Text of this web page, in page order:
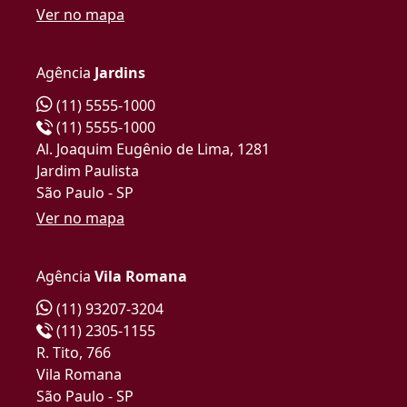
Ver no mapa
Agência Jardins
(11) 5555-1000
(11) 5555-1000
Al. Joaquim Eugênio de Lima, 1281
Jardim Paulista
São Paulo - SP
Ver no mapa
Agência Vila Romana
(11) 93207-3204
(11) 2305-1155
R. Tito, 766
Vila Romana
São Paulo - SP